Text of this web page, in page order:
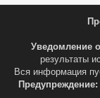
Уведомление
результаты
Вся информация
Предупреждение: